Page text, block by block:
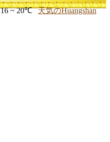
16 ~ 20℃ 天気のHuangshan